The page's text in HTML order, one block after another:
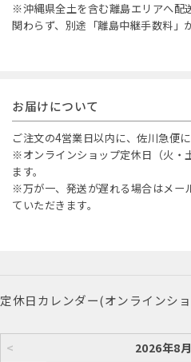
※沖縄県全土を含む離島エリアへ配
関わらず、別途「離島中継手数料」
お届けについて
ご注文の4営業日以内に、佐川急便
※オンラインショップ定休日（火・
ます。
※万が一、発送が遅れる場合はメー
ていただきます。
定休日カレンダー(オンラインシ
< 2026年8月